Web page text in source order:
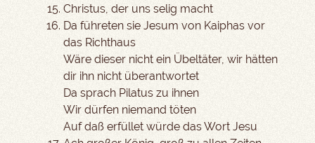
Christus, der uns selig macht
Da führeten sie Jesum von Kaiphas vor
das Richthaus
Wäre dieser nicht ein Übeltäter, wir hätten
dir ihn nicht überantwortet
Da sprach Pilatus zu ihnen
Wir dürfen niemand töten
Auf daß erfüllet würde das Wort Jesu